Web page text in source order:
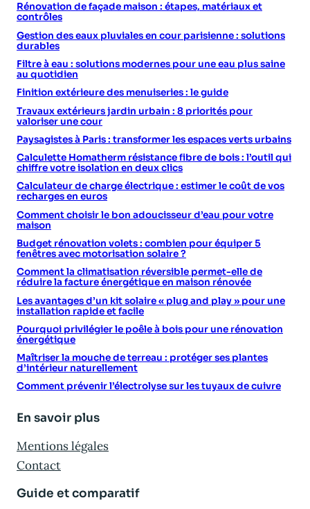
Rénovation de façade maison : étapes, matériaux et
contrôles
Gestion des eaux pluviales en cour parisienne : solutions
durables
Filtre à eau : solutions modernes pour une eau plus saine
au quotidien
Finition extérieure des menuiseries : le guide
Travaux extérieurs jardin urbain : 8 priorités pour
valoriser une cour
Paysagistes à Paris : transformer les espaces verts urbains
Calculette Homatherm résistance fibre de bois : l’outil qui
chiffre votre isolation en deux clics
Calculateur de charge électrique : estimer le coût de vos
recharges en euros
Comment choisir le bon adoucisseur d’eau pour votre
maison
Budget rénovation volets : combien pour équiper 5
fenêtres avec motorisation solaire ?
Comment la climatisation réversible permet-elle de
réduire la facture énergétique en maison rénovée
Les avantages d’un kit solaire « plug and play » pour une
installation rapide et facile
Pourquoi privilégier le poêle à bois pour une rénovation
énergétique
Maîtriser la mouche de terreau : protéger ses plantes
d’intérieur naturellement
Comment prévenir l’électrolyse sur les tuyaux de cuivre
En savoir plus
Mentions légales
Contact
Guide et comparatif